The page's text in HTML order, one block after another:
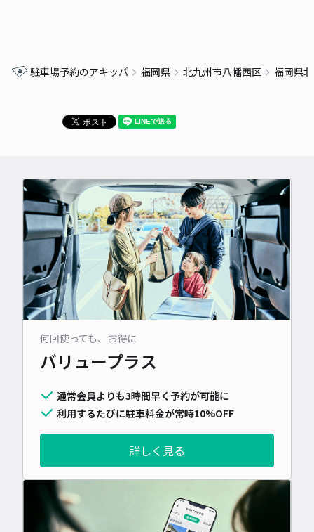
駐車場予約のアキッパ 福岡県 北九州市八幡西区 福岡県
何回使っても、お得に
バリュープラス
通常会員よりも3時間早く予約が可能に
利用するたびに駐車料金が常時10%OFF
詳しく見る